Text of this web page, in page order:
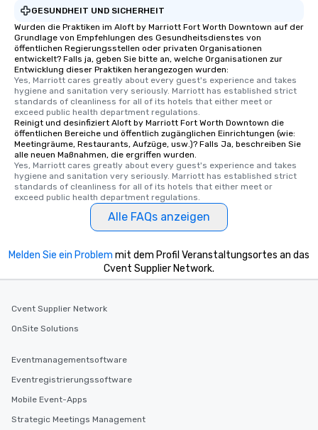
GESUNDHEIT UND SICHERHEIT
Wurden die Praktiken im Aloft by Marriott Fort Worth Downtown auf der
Grundlage von Empfehlungen des Gesundheitsdienstes von
öffentlichen Regierungsstellen oder privaten Organisationen
entwickelt? Falls ja, geben Sie bitte an, welche Organisationen zur
Entwicklung dieser Praktiken herangezogen wurden:
Yes, Marriott cares greatly about every guest's experience and takes
hygiene and sanitation very seriously. Marriott has established strict
standards of cleanliness for all of its hotels that either meet or
exceed public health department regulations.
Reinigt und desinfiziert Aloft by Marriott Fort Worth Downtown die
öffentlichen Bereiche und öffentlich zugänglichen Einrichtungen (wie:
Meetingräume, Restaurants, Aufzüge, usw.)? Falls Ja, beschreiben Sie
alle neuen Maßnahmen, die ergriffen wurden.
Yes, Marriott cares greatly about every guest's experience and takes
hygiene and sanitation very seriously. Marriott has established strict
standards of cleanliness for all of its hotels that either meet or
exceed public health department regulations.
Alle FAQs anzeigen
Melden Sie ein Problem mit dem Profil Veranstaltungsortes an das
Cvent Supplier Network.
Cvent Supplier Network
OnSite Solutions
Eventmanagementsoftware
Eventregistrierungssoftware
Mobile Event-Apps
Strategic Meetings Management